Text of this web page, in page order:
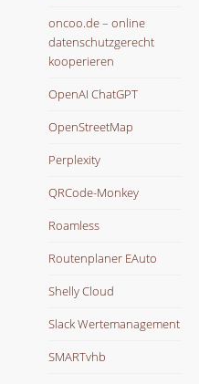
oncoo.de – online
datenschutzgerecht
kooperieren
OpenAI ChatGPT
OpenStreetMap
Perplexity
QRCode-Monkey
Roamless
Routenplaner EAuto
Shelly Cloud
Slack Wertemanagement
SMARTvhb